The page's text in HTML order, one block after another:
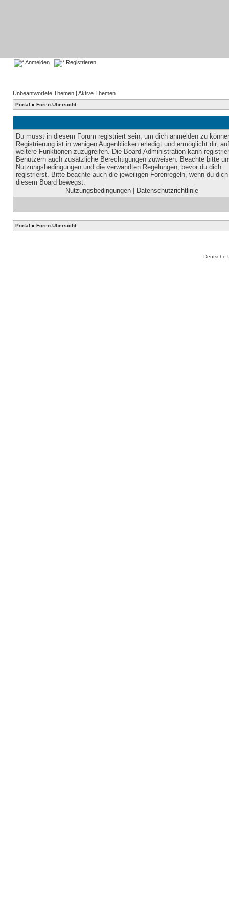
Anmelden Registrieren
Unbeantwortete Themen | Aktive Themen
Portal » Foren-Übersicht
Du musst in diesem Forum registriert sein, um dich anmelden zu
Registrierung ist in wenigen Augenblicken erledigt und ermöglicht dir, auf
weitere Funktionen zuzugreifen. Die Board-Administration kann
Benutzern auch zusätzliche Berechtigungen zuweisen. Beachte bitte
Nutzungsbedingungen und die verwandten Regelungen, bevor du dich
registrierst. Bitte beachte auch die jeweiligen Forenregeln, wenn du
diesem Board bewegst.
Nutzungsbedingungen| Datenschutzrichtlinie
Portal » Foren-Übersicht
Deutsche